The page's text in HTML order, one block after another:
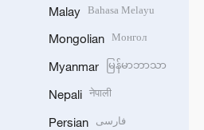
Malay Bahasa Melayu
Mongolian Монгол
Myanmar မြန်မာဘာသာ
Nepali नेपाली
Persian فارسی